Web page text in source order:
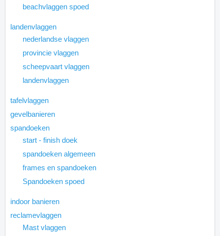
beachvlaggen spoed
landenvlaggen
nederlandse vlaggen
provincie vlaggen
scheepvaart vlaggen
landenvlaggen
tafelvlaggen
gevelbanieren
spandoeken
start - finish doek
spandoeken algemeen
frames en spandoeken
Spandoeken spoed
indoor banieren
reclamevlaggen
Mast vlaggen